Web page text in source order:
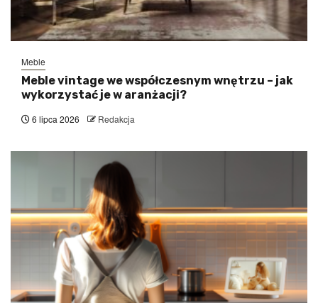
Meble
Meble vintage we współczesnym wnętrzu – jak
wykorzystać je w aranżacji?
6 lipca 2026 Redakcja